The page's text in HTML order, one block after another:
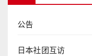
公告
日本社团互访